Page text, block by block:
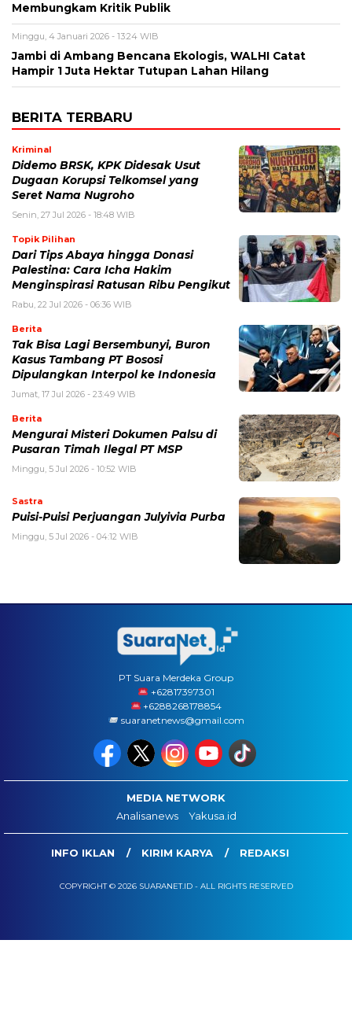
Membungkam Kritik Publik
Minggu, 4 Januari 2026 - 13:24 WIB
Jambi di Ambang Bencana Ekologis, WALHI Catat
Hampir 1 Juta Hektar Tutupan Lahan Hilang
BERITA TERBARU
Kriminal
Didemo BRSK, KPK Didesak Usut
Dugaan Korupsi Telkomsel yang
Seret Nama Nugroho
Senin, 27 Jul 2026 - 18:48 WIB
Topik Pilihan
Dari Tips Abaya hingga Donasi
Palestina: Cara Icha Hakim
Menginspirasi Ratusan Ribu Pengikut
Rabu, 22 Jul 2026 - 06:36 WIB
Berita
Tak Bisa Lagi Bersembunyi, Buron
Kasus Tambang PT Bososi
Dipulangkan Interpol ke Indonesia
Jumat, 17 Jul 2026 - 23:49 WIB
Berita
Mengurai Misteri Dokumen Palsu di
Pusaran Timah Ilegal PT MSP
Minggu, 5 Jul 2026 - 10:52 WIB
Sastra
Puisi-Puisi Perjuangan Julyivia Purba
Minggu, 5 Jul 2026 - 04:12 WIB
PT Suara Merdeka Group
‪+62817397301
+6288268178854
suaranetnews@gmail.com
MEDIA NETWORK
Analisanews
Yakusa.id
INFO IKLAN KIRIM KARYA REDAKSI
COPYRIGHT © 2026 SUARANET.ID - ALL RIGHTS RESERVED